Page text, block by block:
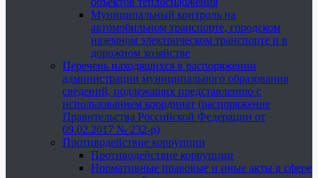
Муниципальный контроль на
автомобильном транспорте, городском
наземном электрическом транспорте и в
дорожном хозяйстве
Перечень находящихся в распоряжении
администрации муниципального образования
сведений, подлежащих представлению с
использованием координат (распоряжение
Правительства Российской Федерации от
09.02.2017 № 232-р)
Противодействие коррупции
Противодействие коррупции
Нормативные правовые и иные акты в сфере